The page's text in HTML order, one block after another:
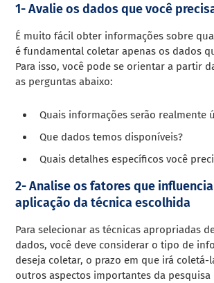
1- Avalie os dados que você
É muito fácil obter informações sobre
é fundamental coletar apenas os dados
Para isso, você pode se orientar a partir
as perguntas abaixo:
Quais informações serão realmente
Que dados temos disponíveis?
Quais detalhes específicos você
2- Analise os fatores que
aplicação da técnica escolhida
Para selecionar as técnicas apropriadas
dados, você deve considerar o tipo de
deseja coletar, o prazo em que irá coletá-
outros aspectos importantes da pesquisa